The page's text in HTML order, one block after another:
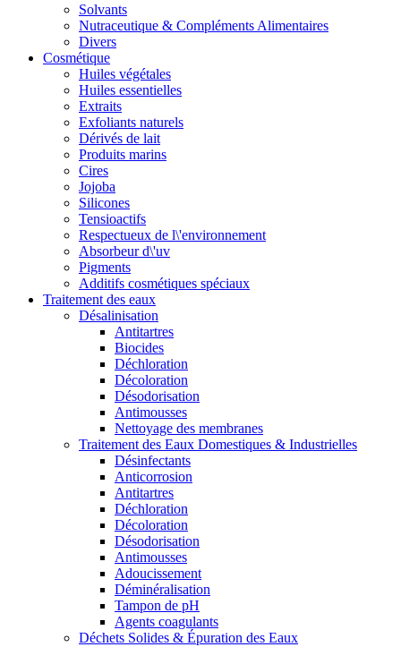
Solvants
Nutraceutique & Compléments Alimentaires
Divers
Cosmétique
Huiles végétales
Huiles essentielles
Extraits
Exfoliants naturels
Dérivés de lait
Produits marins
Cires
Jojoba
Silicones
Tensioactifs
Respectueux de l\'environnement
Absorbeur d\'uv
Pigments
Additifs cosmétiques spéciaux
Traitement des eaux
Désalinisation
Antitartres
Biocides
Déchloration
Décoloration
Désodorisation
Antimousses
Nettoyage des membranes
Traitement des Eaux Domestiques & Industrielles
Désinfectants
Anticorrosion
Antitartres
Déchloration
Décoloration
Désodorisation
Antimousses
Adoucissement
Déminéralisation
Tampon de pH
Agents coagulants
Déchets Solides & Épuration des Eaux